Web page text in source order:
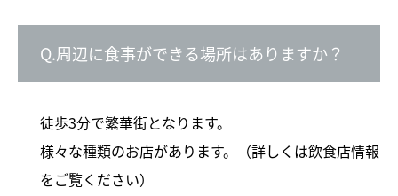
Q.周辺に食事ができる場所はありますか？
徒歩3分で繁華街となります。
様々な種類のお店があります。（詳しくは飲食店情報
をご覧ください）